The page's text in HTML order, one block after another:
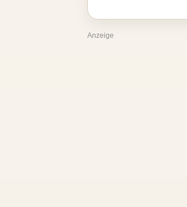
Anzeige